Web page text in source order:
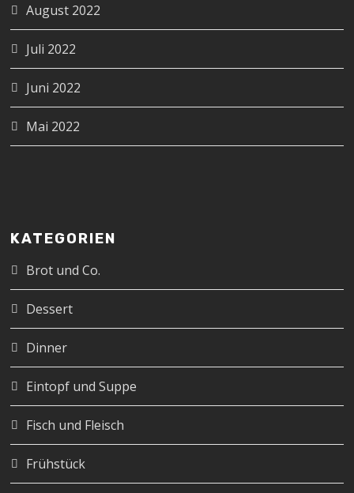
August 2022
Juli 2022
Juni 2022
Mai 2022
KATEGORIEN
Brot und Co.
Dessert
Dinner
Eintopf und Suppe
Fisch und Fleisch
Frühstück